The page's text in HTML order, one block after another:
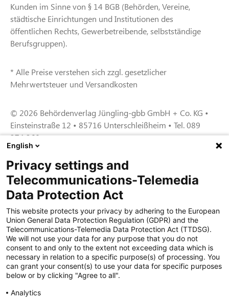
Kunden im Sinne von § 14 BGB (Behörden, Vereine,
städtische Einrichtungen und Institutionen des
öffentlichen Rechts, Gewerbetreibende, selbstständige
Berufsgruppen).
* Alle Preise verstehen sich zzgl. gesetzlicher
Mehrwertsteuer und Versandkosten
© 2026 Behördenverlag Jüngling-gbb GmbH + Co. KG •
Einsteinstraße 12 • 85716 Unterschleißheim • Tel. 089
374 360
Zertifiziert für das Sicherheitsmanagem
entsystem unter TU4® durch TÜViT Essen
Zertifiziert für das QM-System nach DIN EN
ISO 9001: 2015, Reg.-Nr. 44 100 091350
durch TÜV NORD CERT
Zertifiziert für Sicherheits- und
English
Privacy settings and
Telecommunications-Telemedia
Data Protection Act
This website protects your privacy by adhering to the European
Union General Data Protection Regulation (GDPR) and the
Telecommunications-Telemedia Data Protection Act (TTDSG).
We will not use your data for any purpose that you do not
consent to and only to the extent not exceeding data which is
necessary in relation to a specific purpose(s) of processing. You
can grant your consent(s) to use your data for specific purposes
below or by clicking "Agree to all".
Analytics